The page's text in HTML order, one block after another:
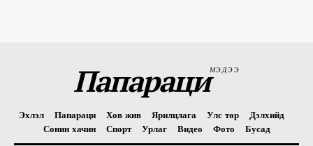
ПапарациМЭДЭЭ
Эхлэл Папараци Хов жив Ярилцлага Улс төр
Дэлхийд
Сонин хачин
Спорт Урлаг Видео Фото Бусад